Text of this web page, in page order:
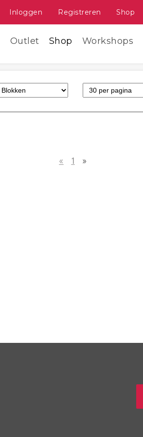
Inloggen Registreren Shop
Outlet Shop Workshops
« 1 »